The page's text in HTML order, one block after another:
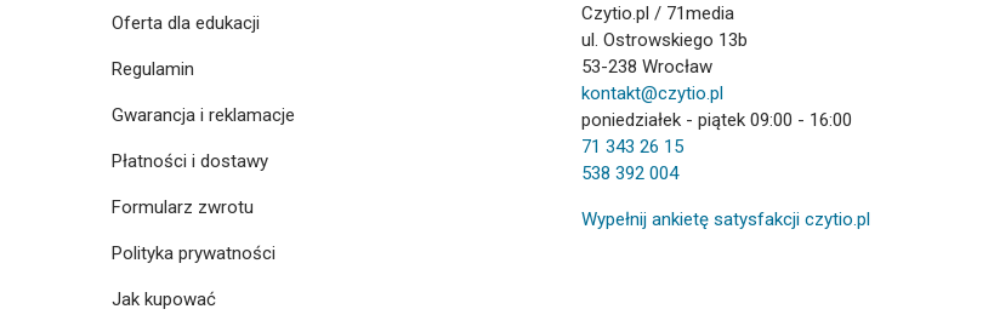
Oferta dla edukacji
Regulamin
Gwarancja i reklamacje
Płatności i dostawy
Formularz zwrotu
Polityka prywatności
Jak kupować
Czytio.pl / 71media
ul. Ostrowskiego 13b
53-238 Wrocław
kontakt@czytio.pl
poniedziałek - piątek 09:00 - 16:00
71 343 26 15
538 392 004
Wypełnij ankietę satysfakcji czytio.pl